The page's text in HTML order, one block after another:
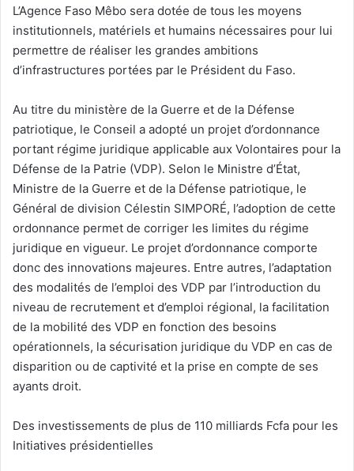
L’Agence Faso Mêbo sera dotée de tous les moyens
institutionnels, matériels et humains nécessaires pour lui
permettre de réaliser les grandes ambitions
d’infrastructures portées par le Président du Faso.
Au titre du ministère de la Guerre et de la Défense
patriotique, le Conseil a adopté un projet d’ordonnance
portant régime juridique applicable aux Volontaires pour la
Défense de la Patrie (VDP). Selon le Ministre d’État,
Ministre de la Guerre et de la Défense patriotique, le
Général de division Célestin SIMPORÉ, l’adoption de cette
ordonnance permet de corriger les limites du régime
juridique en vigueur. Le projet d’ordonnance comporte
donc des innovations majeures. Entre autres, l’adaptation
des modalités de l’emploi des VDP par l’introduction du
niveau de recrutement et d’emploi régional, la facilitation
de la mobilité des VDP en fonction des besoins
opérationnels, la sécurisation juridique du VDP en cas de
disparition ou de captivité et la prise en compte de ses
ayants droit.
Des investissements de plus de 110 milliards Fcfa pour les
Initiatives présidentielles